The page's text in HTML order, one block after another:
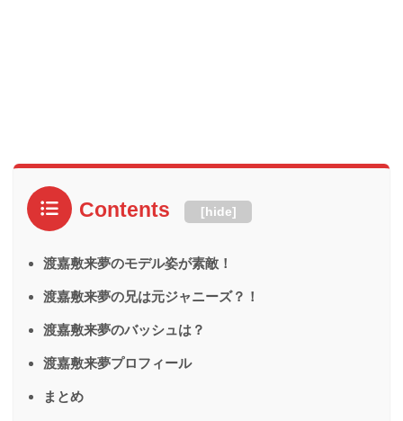
Contents [hide]
渡嘉敷来夢のモデル姿が素敵！
渡嘉敷来夢の兄は元ジャニーズ？！
渡嘉敷来夢のバッシュは？
渡嘉敷来夢プロフィール
まとめ